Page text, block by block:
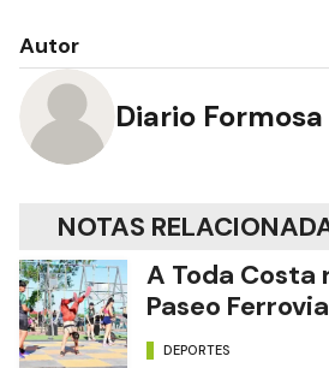
Autor
Diario Formosa
NOTAS
A Toda Costa
Paseo
DEPORTES